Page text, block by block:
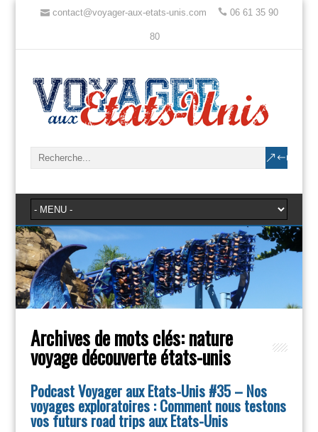
contact@voyager-aux-etats-unis.com 06 61 35 90
80
Archives de mots clés:nature
voyage découverte états-unis
Podcast Voyager aux Etats-Unis #35 – Nos
voyages exploratoires : Comment nous testons
vos futurs road trips aux Etats-Unis